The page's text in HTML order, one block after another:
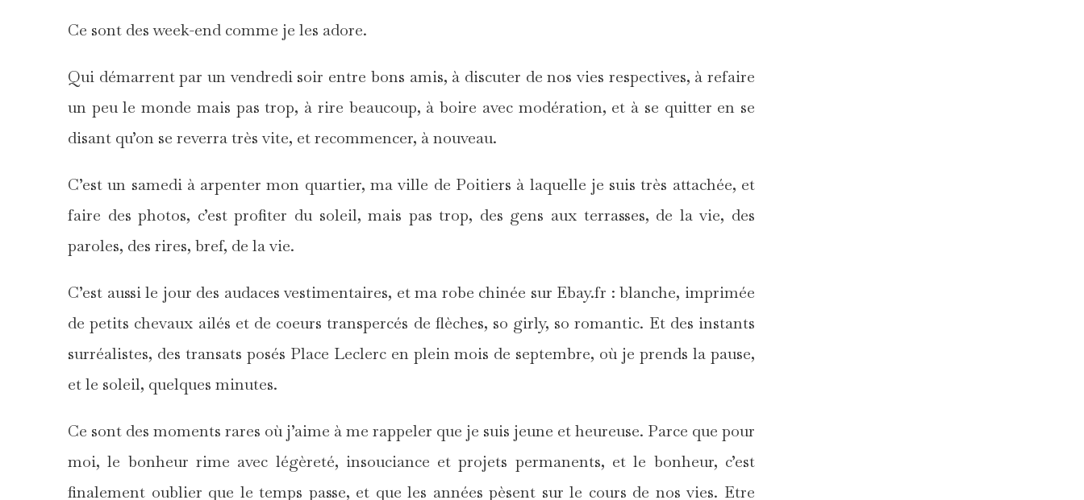
Ce sont des week-end comme je les adore.
Qui démarrent par un vendredi soir entre bons amis, à discuter de nos vies respectives, à refaire
un peu le monde mais pas trop, à rire beaucoup, à boire avec modération, et à se quitter en se
disant qu’on se reverra très vite, et recommencer, à nouveau.
C’est un samedi à arpenter mon quartier, ma ville de Poitiers à laquelle je suis très attachée, et
faire des photos, c’est profiter du soleil, mais pas trop, des gens aux terrasses, de la vie, des
paroles, des rires, bref, de la vie.
C’est aussi le jour des audaces vestimentaires, et ma robe chinée sur Ebay.fr : blanche, imprimée
de petits chevaux ailés et de coeurs transpercés de flèches, so girly, so romantic. Et des instants
surréalistes, des transats posés Place Leclerc en plein mois de septembre, où je prends la pause,
et le soleil, quelques minutes.
Ce sont des moments rares où j’aime à me rappeler que je suis jeune et heureuse. Parce que pour
moi, le bonheur rime avec légèreté, insouciance et projets permanents, et le bonheur, c’est
finalement oublier que le temps passe, et que les années pèsent sur le cours de nos vies. Etre